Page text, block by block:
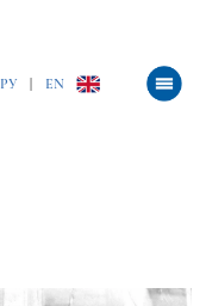
РУ EN